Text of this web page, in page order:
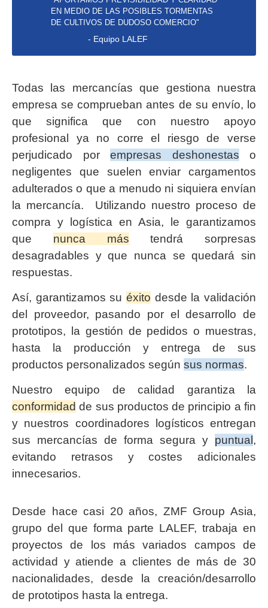
EN MEDIO DE LAS POSIBLES TORMENTAS
DE CULTIVOS DE DUDOSO COMERCIO"
- Equipo LALEF
Todas las mercancías que gestiona nuestra
empresa se comprueban antes de su envío, lo
que significa que con nuestro apoyo
profesional ya no corre el riesgo de verse
perjudicado por empresas deshonestas o
negligentes que suelen enviar cargamentos
adulterados o que a menudo ni siquiera envían
la mercancía. Utilizando nuestro proceso de
compra y logística en Asia, le garantizamos
que nunca más tendrá sorpresas
desagradables y que nunca se quedará sin
respuestas.
Así, garantizamos su éxito desde la validación
del proveedor, pasando por el desarrollo de
prototipos, la gestión de pedidos o muestras,
hasta la producción y entrega de sus
productos personalizados según sus normas.
Nuestro equipo de calidad garantiza la
conformidad de sus productos de principio a fin
y nuestros coordinadores logísticos entregan
sus mercancías de forma segura y puntual ,
evitando retrasos y costes adicionales
innecesarios.
Desde hace casi 20 años, ZMF Group Asia,
grupo del que forma parte LALEF, trabaja en
proyectos de los más variados campos de
actividad y atiende a clientes de más de 30
nacionalidades, desde la creación/desarrollo
de prototipos hasta la entrega.